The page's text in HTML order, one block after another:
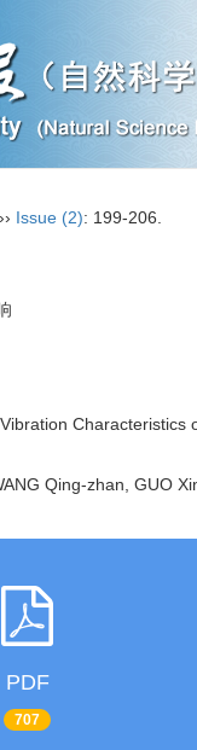
›› Issue (2): 199-206.
Characteristics
Qing-zhan, GUO
PDF
707